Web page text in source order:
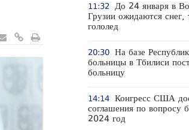
11:32
До 24 января в
Грузии ожидаются снег,
гололед
20:30 На базе
больницы в Тбилиси
больницу
14:14 Конгресс США
соглашения по вопросу
2024 год